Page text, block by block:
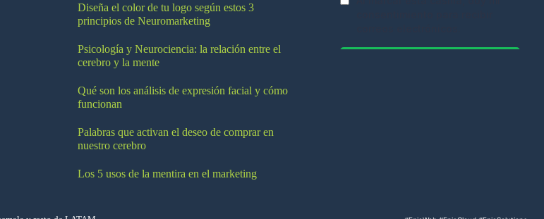
Diseña el color de tu logo según estos 3
principios de Neuromarketing
Psicología y Neurociencia: la relación entre el
cerebro y la mente
Qué son los análisis de expresión facial y cómo
funcionan
Palabras que activan el deseo de comprar en
nuestro cerebro
Los 5 usos de la mentira en el marketing